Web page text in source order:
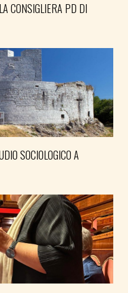
CONSIGLIERA PD DI
SOCIOLOGICO A